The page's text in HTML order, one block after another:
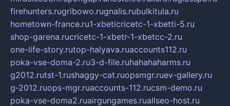
firehunters.rugribowo.rugnalis.rubulkitula.ru
hometown-france.ru1-xbeticricetc-1-xbetti-5.ru
shop-garena.rucricetc-1-xbetr-1-xbetcc-2.ru
one-life-story.rutop-halyava.ruaccounts112.ru
poka-vse-doma-2.ru3-d-file.ruhahahaharms.ru
g2012.rutst-1.rushaggy-cat.ruopsmgr.ruev-gallery.ru
g-2012.ruops-mgr.ruaccounts-112.rucsm-demo.ru
poka-vse-doma2.ruairgungames.ruallseo-host.ru